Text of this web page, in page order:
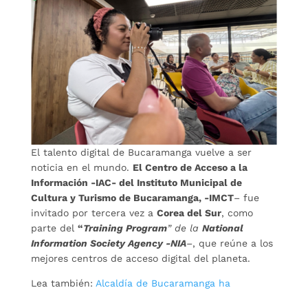
El talento digital de Bucaramanga vuelve a ser
noticia en el mundo. El Centro de Acceso a la
Información -IAC- del Instituto Municipal de
Cultura y Turismo de Bucaramanga, -IMCT– fue
invitado por tercera vez a Corea del Sur, como
parte del “Training Program” de la National
Information Society Agency -NIA–, que reúne a los
mejores centros de acceso digital del planeta.
Lea también: Alcaldía de Bucaramanga ha